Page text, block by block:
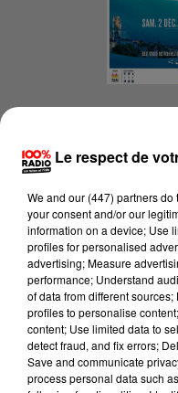
▪ Jeck naît en
Après un cursus
spécialise
dans le marketing,
pour donner des
Alors que
certains artistes
enfance de
est pleinement
conscient qu’il
Le respect de
We and our (447) partnersdo
your consent and/or our
information on a device; Use
profiles for personalised
advertising; Measure
performance; Understand
of data from different
profiles to personalise
content; Use limited data to
detect fraud, and fix errors;
Save and communicate
process personal data such